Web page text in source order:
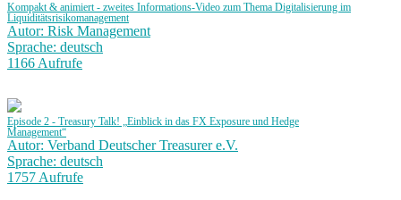
Kompakt & animiert - zweites Informations-Video zum Thema Digitalisierung im
Liquiditätsrisikomanagement
Autor: Risk Management
Sprache: deutsch
1166 Aufrufe
Episode 2 - Treasury Talk! „Einblick in das FX Exposure und Hedge
Management“
Autor: Verband Deutscher Treasurer e.V.
Sprache: deutsch
1757 Aufrufe